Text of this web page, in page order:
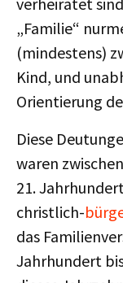
„Familie“
(mindestens)
Kind, und
Orientierung
Diese
waren
21.
christlich-
das
Jahrhundert